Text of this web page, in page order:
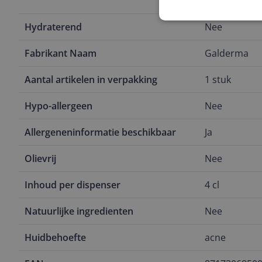
Hydraterend Nee
Fabrikant Naam Galderma
Aantal artikelen in verpakking 1 stuk
Hypo-allergeen Nee
Allergeneninformatie beschikbaar Ja
Olievrij Nee
Inhoud per dispenser 4 cl
Natuurlijke ingredienten Nee
Huidbehoefte acne